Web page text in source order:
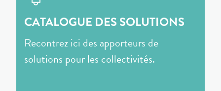
CATALOGUE DES SOLUTIONS
Recontrez ici des apporteurs de
solutions pour les collectivités.